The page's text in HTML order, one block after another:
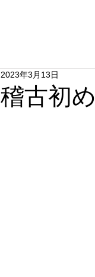
稽古初め
2023年3月13日